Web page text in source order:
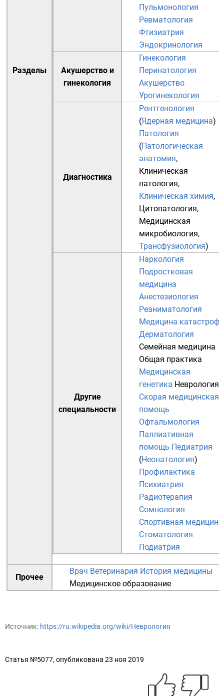
Разделы
Пульмонология
Ревматология
Фтизиатрия
Эндокринология
Акушерство и
гинекология
Гинекология
Перинатология
Акушерство
Урогинекология
Диагностика
Рентгенология
(Ядерная медицина)
Патология
(Патологическая
анатомия,
Клиническая
патология,
Клиническая химия,
Цитопатология,
Медицинская
микробиология,
Трансфузиология)
Другие
специальности
Наркология
Подростковая
медицина
Анестезиология
Реаниматология
Медицина катастроф
Дерматология
Семейная медицина
Общая практика
Медицинская
генетика Неврология
Скорая медицинская
помощь
Офтальмология
Паллиативная
помощь Педиатрия
(Неонатология)
Профилактика
Психиатрия
Радиотерапия
Сомнология
Спортивная медицина
Стоматология
Подиатрия
Прочее
Врач Ветеринария История медицины
Медицинское образование
Источник: https://ru.wikipedia.org/wiki/Неврология
Статья №5077, опубликована 23 ноя 2019